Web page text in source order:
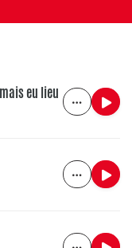
eu lieu